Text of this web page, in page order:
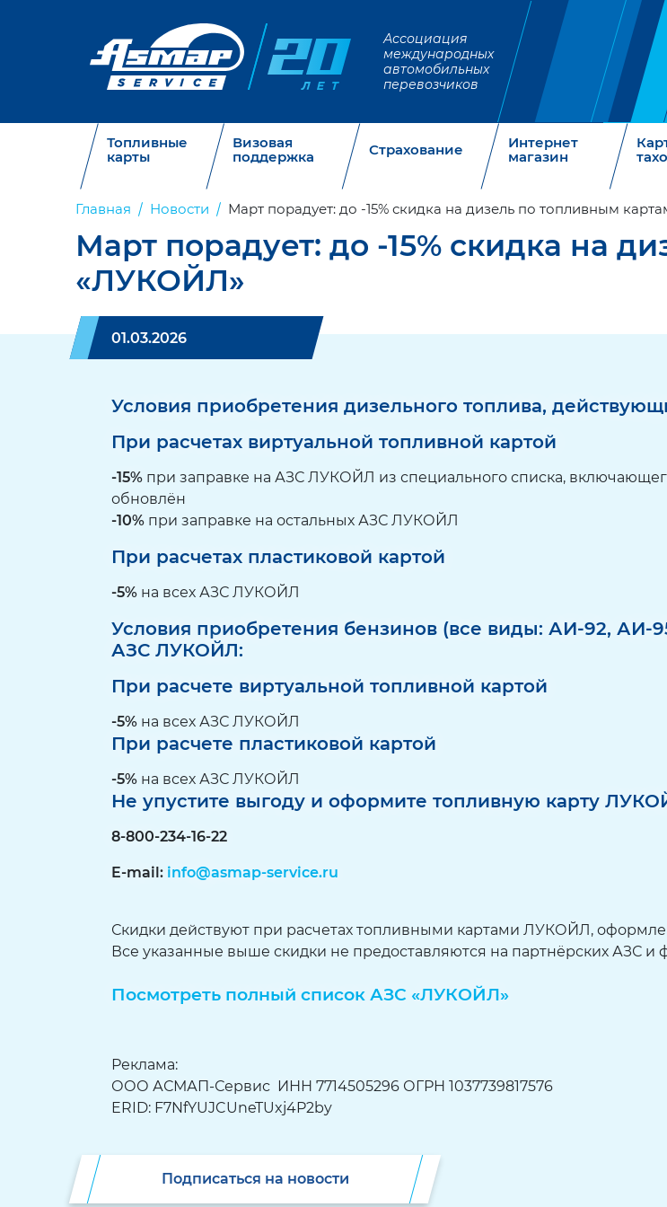
Ассоциация
международных
автомобильных
перевозчиков
Топливные
карты
Визовая
поддержка
Страхование
Интернет
магазин
Главная Новости Март порадует: до -15% скидка на дизель по топливным
Март порадует: до -15% скидка на
«ЛУКОЙЛ»
01.03.2026
Условия приобретения дизельного топлива,
При расчетах виртуальной топливной картой
-15% при заправке на АЗС ЛУКОЙЛ из специального списка,
обновлён
-10% при заправке на остальных АЗС ЛУКОЙЛ
При расчетах пластиковой картой
-5% на всех АЗС ЛУКОЙЛ
Условия приобретения бензинов (все виды: АИ-92, АИ-
АЗС ЛУКОЙЛ:
При расчете виртуальной топливной картой
-5% на всех АЗС ЛУКОЙЛ
При расчете пластиковой картой
-5% на всех АЗС ЛУКОЙЛ
Не упустите выгоду и оформите топливную карту
8-800-234-16-22
E-mail: info@asmap-service.ru
Скидки действуют при расчетах топливными картами ЛУКОЙЛ,
Все указанные выше скидки не предоставляются на партнёрских АЗС и
Посмотреть полный список АЗС «ЛУКОЙЛ»
Реклама:
ООО АСМАП-Сервис ИНН 7714505296 ОГРН 1037739817576
ERID: F7NfYUJCUneTUxj4P2by
Подписаться на новости